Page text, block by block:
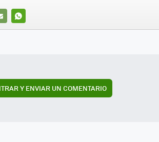
WHATSAPP
Y ENVIAR UN COMENTARIO